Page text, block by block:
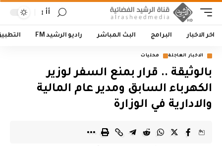
أأ
اخر الاخبار البرامج البث المباشر راديو الرشيد FM
الاخبار العاجلة محليات
بالوثيقة .. قرار بمنع السفر لوزير
الكهرباء السابق ومدير عام المالية
والادارية في الوزارة